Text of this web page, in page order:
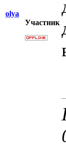
olya
Участник